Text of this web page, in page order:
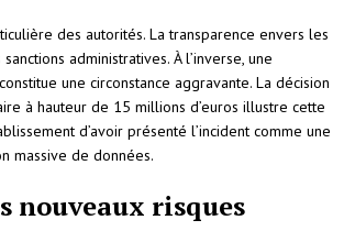
des autorités. La transparence envers les
administratives. À l’inverse, une
une circonstance aggravante. La décision
à hauteur de 15 millions d’euros illustre cette
d’avoir présenté l’incident comme une
massive de données.
nouveaux risques